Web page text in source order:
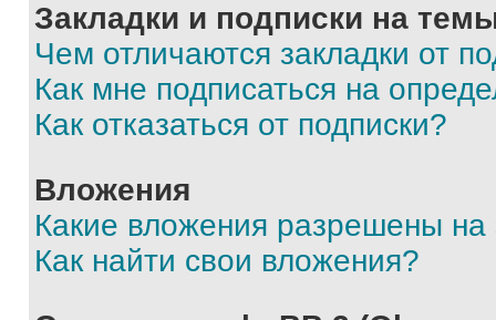
Закладки и подписки на
Чем отличаются закладки от
Как мне подписаться на
Как отказаться от подписки?
Вложения
Какие вложения разрешены
Как найти свои вложения?